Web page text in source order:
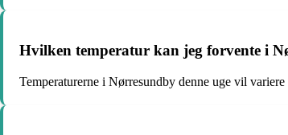
Hvilken temperatur kan jeg forvente i
Temperaturerne i Nørresundby denne uge vil